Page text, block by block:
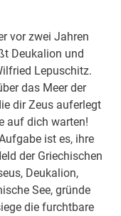
vor zwei Jahren
Deukalion und
Lepuschitz.
das Meer der
dir Zeus auferlegt
auf dich warten!
ist es, ihre
der Griechischen
Deukalion,
See, gründe
die furchtbare